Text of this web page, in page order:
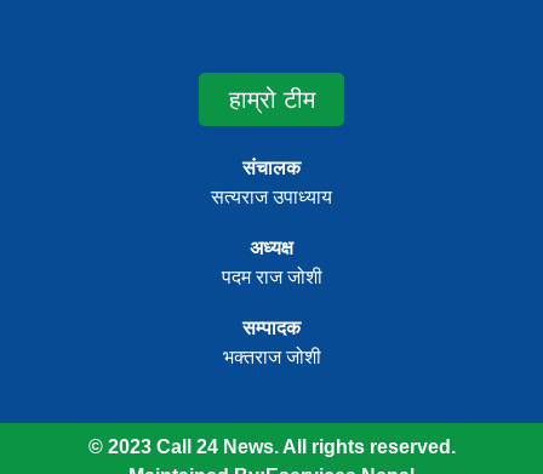
हाम्रो टीम
संचालक
सत्यराज उपाध्याय
अध्यक्ष
पदम राज जोशी
सम्पादक
भक्तराज जोशी
© 2023 Call 24 News. All rights reserved.